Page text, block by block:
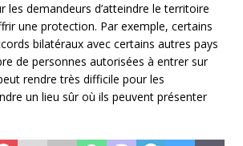
les demandeurs d’atteindre le territoire
une protection. Par exemple, certains
bilatéraux avec certains autres pays
de personnes autorisées à entrer sur
rendre très difficile pour les
un lieu sûr où ils peuvent présenter